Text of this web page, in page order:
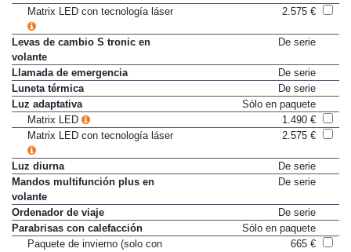
Matrix LED con tecnología láser
2.575 €
Levas de cambio S tronic en
volante
De serie
Llamada de emergencia
De serie
Luneta térmica
De serie
Luz adaptativa
Sólo en paquete
Matrix LED
1.490 €
Matrix LED con tecnología láser
2.575 €
Luz diurna
De serie
Mandos multifunción plus en
volante
De serie
Ordenador de viaje
De serie
Parabrisas con calefacción
Sólo en paquete
Paquete de invierno (solo con
665 €